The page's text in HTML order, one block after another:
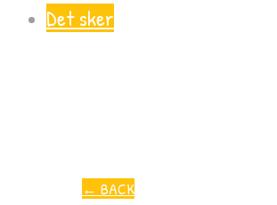
Det sker
← BACK